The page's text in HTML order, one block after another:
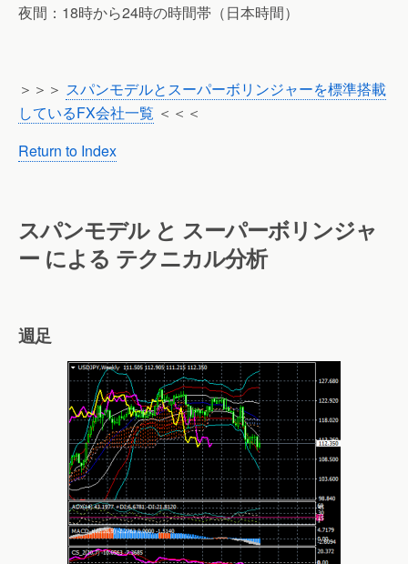
夜間：18時から24時の時間帯（日本時間）
＞＞＞ スパンモデルとスーパーボリンジャーを標準搭載
しているFX会社一覧 ＜＜＜
Return to Index
スパンモデル と スーパーボリンジャ
ー による テクニカル分析
週足